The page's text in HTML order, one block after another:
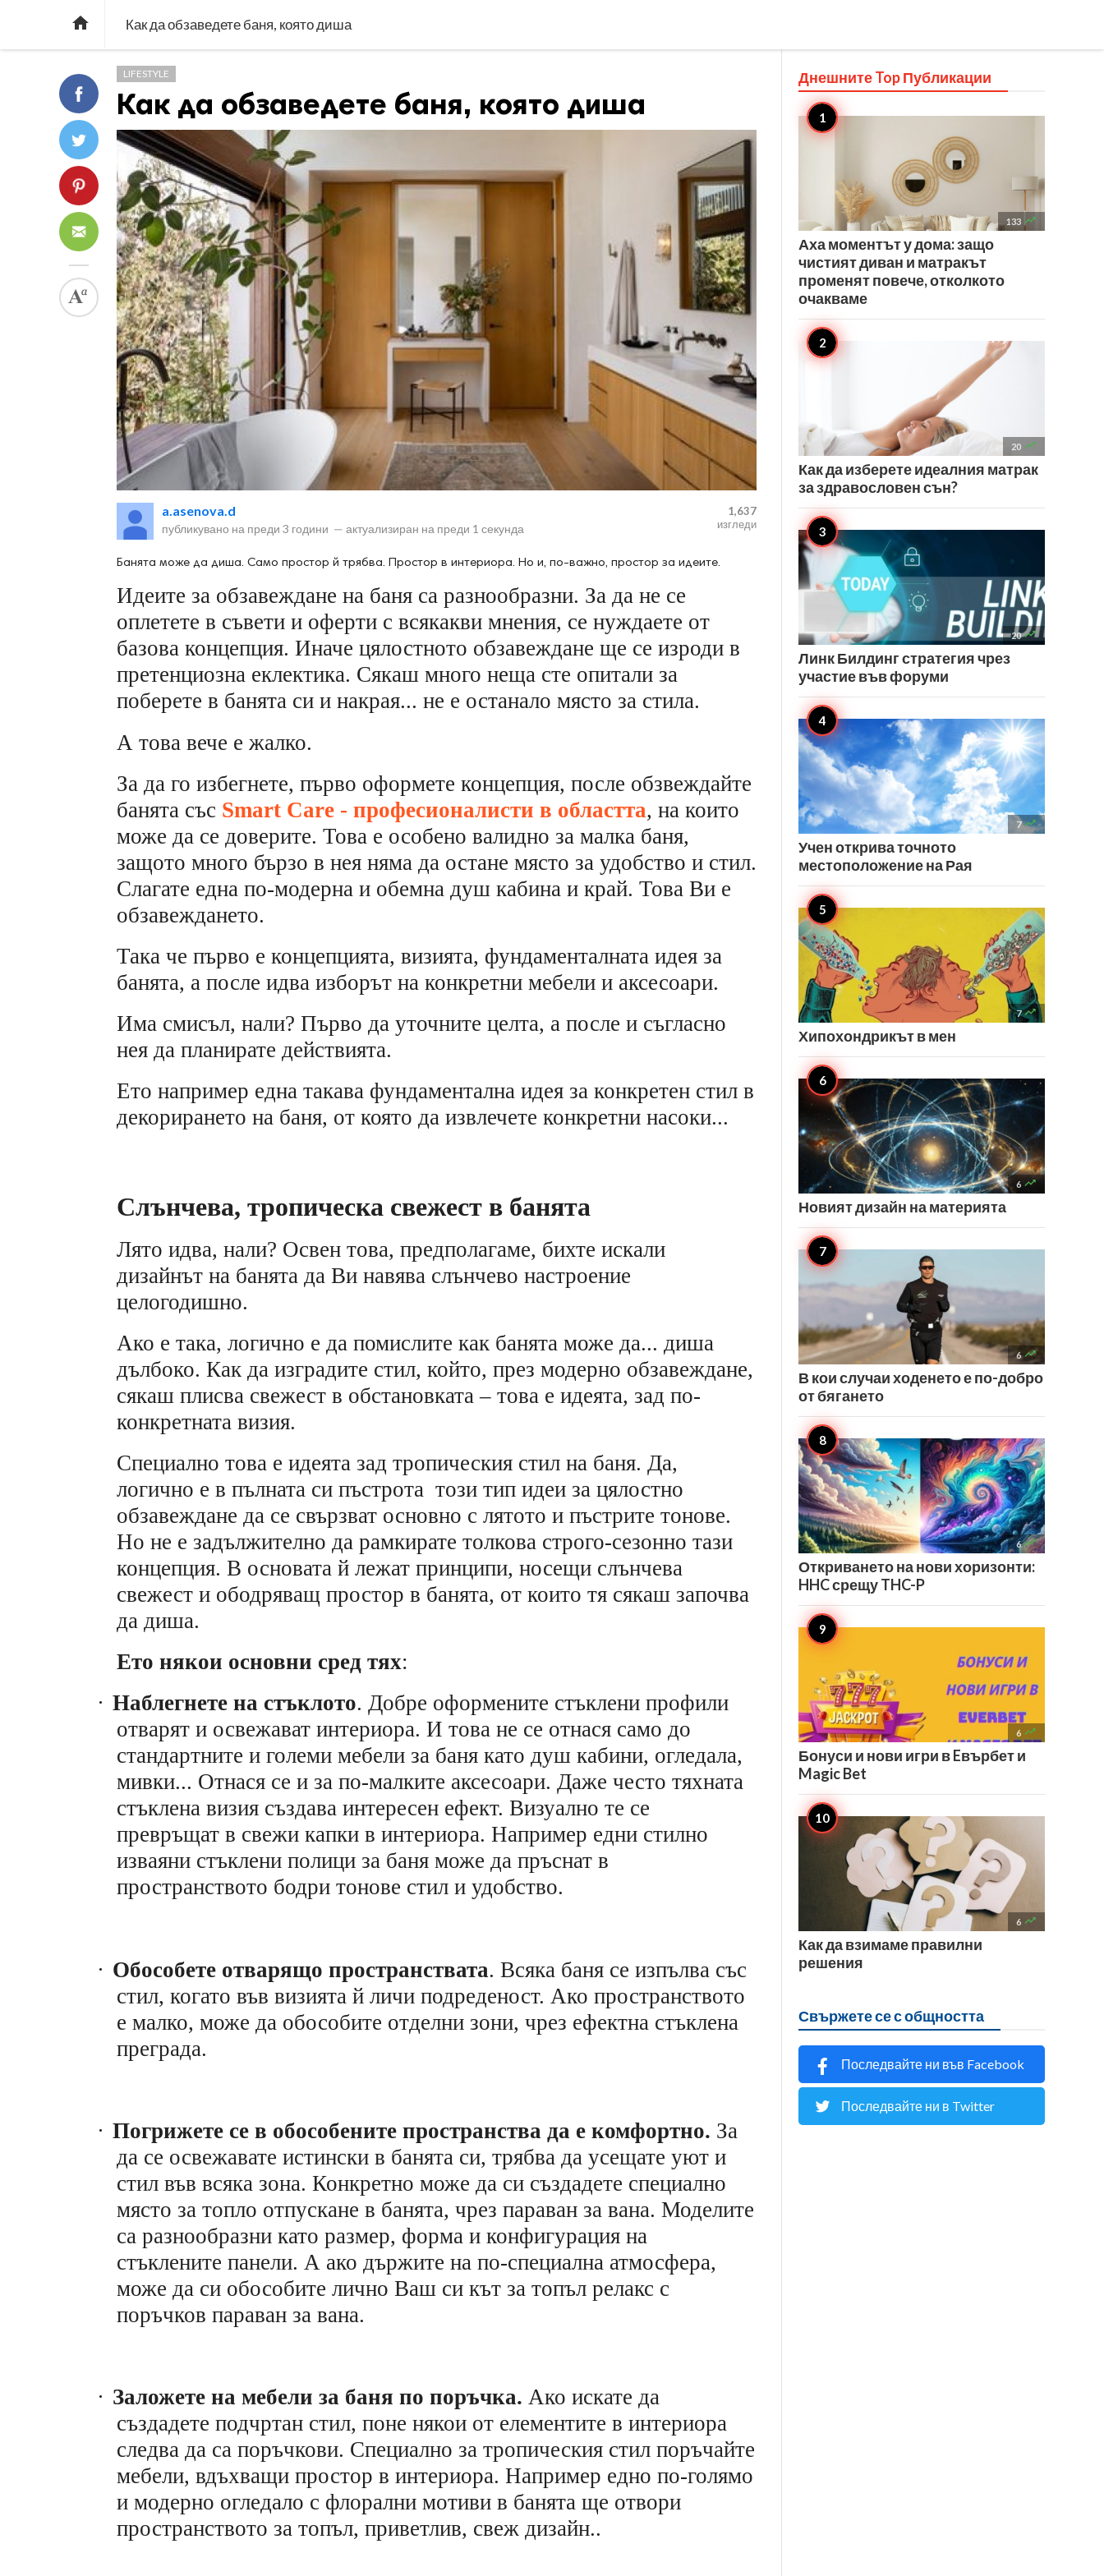
 Как да обзаведете баня, която диша
LIFESTYLE
Как да обзаведете баня, която диша
a.asenova.d
публикувано на преди 3 години — актуализиран на преди 1 секунда
1,637
изгледи
Банята може да диша. Само простор й трябва. Простор в интериора. Но и, по-важно, простор за идеите.
Идеите за обзавеждане на баня са разнообразни. За да не се
оплетете в съвети и оферти с всякакви мнения, се нуждаете от
базова концепция. Иначе цялостното обзавеждане ще се изроди в
претенциозна еклектика. Сякаш много неща сте опитали за
поберете в банята си и накрая... не е останало място за стила.
А това вече е жалко.
За да го избегнете, първо оформете концепция, после обзвеждайте
банята със Smart Care - професионалисти в областта, на които
може да се доверите. Това е особено валидно за малка баня,
защото много бързо в нея няма да остане място за удобство и стил.
Слагате една по-модерна и обемна душ кабина и край. Това Ви е
обзавеждането.
Така че първо е концепцията, визията, фундаменталната идея за
банята, а после идва изборът на конкретни мебели и аксесоари.
Има смисъл, нали? Първо да уточните целта, а после и съгласно
нея да планирате действията.
Ето например една такава фундаментална идея за конкретен стил в
декорирането на баня, от която да извлечете конкретни насоки...
Слънчева, тропическа свежест в банята
Лято идва, нали? Освен това, предполагаме, бихте искали
дизайнът на банята да Ви навява слънчево настроение
целогодишно.
Ако е така, логично е да помислите как банята може да... диша
дълбоко. Как да изградите стил, който, през модерно обзавеждане,
сякаш плисва свежест в обстановката – това е идеята, зад по-
конкретната визия.
Специално това е идеята зад тропическия стил на баня. Да,
логично е в пълната си пъстрота този тип идеи за цялостно
обзавеждане да се свързват основно с лятото и пъстрите тонове.
Но не е задължително да рамкирате толкова строго-сезонно тази
концепция. В основата й лежат принципи, носещи слънчева
свежест и ободряващ простор в банята, от които тя сякаш започва
да диша.
Ето някои основни сред тях:
· Наблегнете на стъклото. Добре оформените стъклени профили
отварят и освежават интериора. И това не се отнася само до
стандартните и големи мебели за баня като душ кабини, огледала,
мивки... Отнася се и за по-малките аксесоари. Даже често тяхната
стъклена визия създава интересен ефект. Визуално те се
превръщат в свежи капки в интериора. Например едни стилно
изваяни стъклени полици за баня може да пръснат в
пространството бодри тонове стил и удобство.
· Обособете отварящо пространствата. Всяка баня се изпълва със
стил, когато във визията й личи подреденост. Ако пространството
е малко, може да обособите отделни зони, чрез ефектна стъклена
преграда.
· Погрижете се в обособените пространства да е комфортно. За
да се освежавате истински в банята си, трябва да усещате уют и
стил във всяка зона. Конкретно може да си създадете специално
място за топло отпускане в банята, чрез параван за вана. Моделите
са разнообразни като размер, форма и конфигурация на
стъклените панели. А ако държите на по-специална атмосфера,
може да си обособите лично Ваш си кът за топъл релакс с
поръчков параван за вана.
· Заложете на мебели за баня по поръчка. Ако искате да
създадете подчртан стил, поне някои от елементите в интериора
следва да са поръчкови. Специално за тропическия стил поръчайте
мебели, вдъхващи простор в интериора. Например едно по-голямо
и модерно огледало с флорални мотиви в банята ще отвори
пространството за топъл, приветлив, свеж дизайн..
Днешните TopПубликации
133 
Аха моментът у дома: защо
чистият диван и матракът
променят повече, отколкото
очакваме
20 
Как да изберете идеалния матрак
за здравословен сън?
20 
Линк Билдинг стратегия чрез
участие във форуми
7 
Учен открива точното
местоположение на Рая
7 
Хипохондрикът в мен
6 
Новият дизайн на материята
6 
В кои случаи ходенето е по-добро
от бягането
6 
Откриването на нови хоризонти:
HHC срещу THC-P
6 
Бонуси и нови игри в Eвърбет и
Magic Bet
6 
Как да взимаме правилни
решения
Свържете се с общността
Последвайте ни във Facebook
Последвайте ни в Twitter